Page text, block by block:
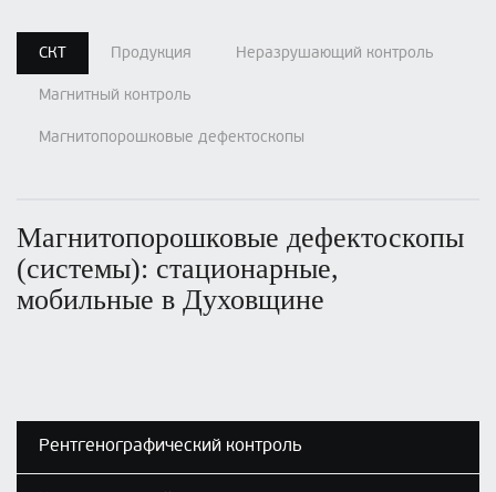
СКТ Продукция Неразрушающий контроль
Магнитный контроль
Магнитопорошковые дефектоскопы
Магнитопорошковые дефектоскопы
(системы): стационарные,
мобильные в Духовщине
Рентгенографический контроль